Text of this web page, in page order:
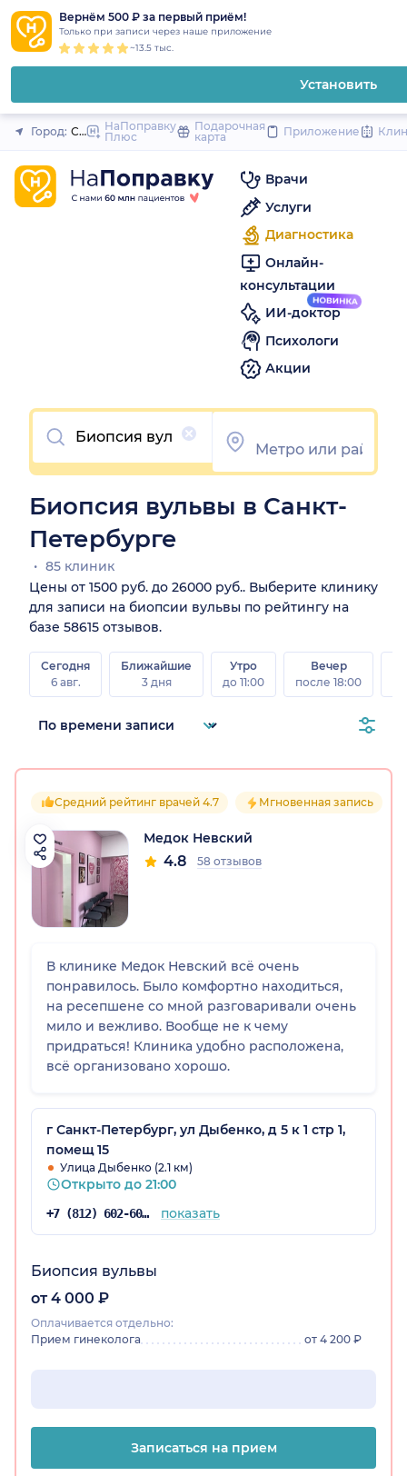
Вернём 500 ₽ за первый приём!
Только при записи через наше приложение
~13.5 тыс.
Установить
Закрыть
Город: Санкт-Петербург
НаПоправку
Плюс
Подарочная
карта
Приложение
Врачи
Услуги
Диагностика
Онлайн-
консультации
ИИ-доктор
Психологи
Акции
Очистить
Биопсия вульвы в Санкт-
Петербурге
85 клиник
Цены от 1500 руб. до 26000 руб.. Выберите клинику
для записи на биопсии вульвы по рейтингу на
базе 58615 отзывов.
Сегодня
6 авг.
Ближайшие
3 дня
Утро
до 11:00
Вечер
после 18:00
Средний рейтинг врачей 4.7 Мгновенная запись
Медок Невский
4.8 58 отзывов
В клинике Медок Невский всё очень
понравилось. Было комфортно находиться,
на ресепшене со мной разговаривали очень
мило и вежливо. Вообще не к чему
придраться! Клиника удобно расположена,
всё организовано хорошо.
г Санкт-Петербург, ул Дыбенко, д 5 к 1 стр 1,
помещ 15
Улица Дыбенко (2.1 км)
Открыто до 21:00
+7 (812) 602-60-46 показать
Биопсия вульвы
от 4 000 ₽
Оплачивается отдельно:
Прием гинеколога
от 4 200 ₽
Записаться на прием